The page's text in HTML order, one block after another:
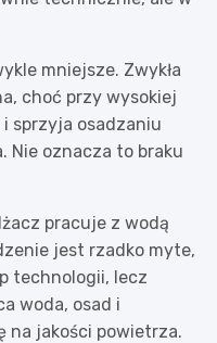
mniejsze. Zwykła
choć przy wysokiej
sprzyja osadzaniu
Nie oznacza to braku
pracuje z wodą
jest rzadko myte,
technologii, lecz
woda, osad i
na jakości powietrza.